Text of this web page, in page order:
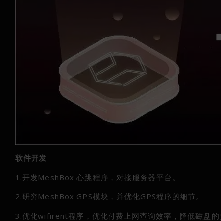
软件开发
1.开发MeshBox 心跳程序，对接服务器平台。
2.研究MeshBox GPS模块，并优化GPS程序的细节。
3.优化wifirent程序，优化付费上网查询效率，降低磁盘的